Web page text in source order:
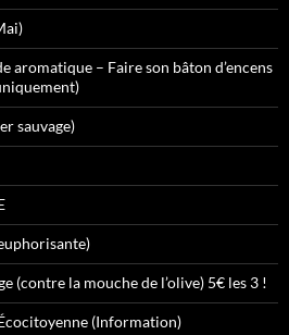
aromatique – Faire son bâton d’encens
sauvage)
(contre la mouche de l’olive) 5€ les 3 !
(Information)